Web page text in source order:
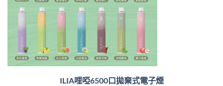
ILIA哩啞6500口拋棄式電子煙